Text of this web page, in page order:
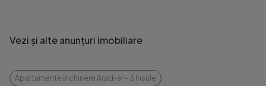
Vezi și alte anunțuri imobiliare
Apartamente închiriere Arad-ar - 3 Insule